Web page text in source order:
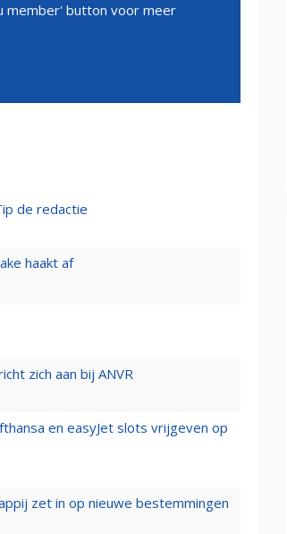
member' button voor meer
de redactie
haakt af
zich aan bij ANVR
en easyJet slots vrijgeven op
zet in op nieuwe bestemmingen